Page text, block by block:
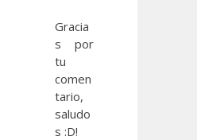
Gracia
s por
tu
comen
tario,
saludo
s :D!